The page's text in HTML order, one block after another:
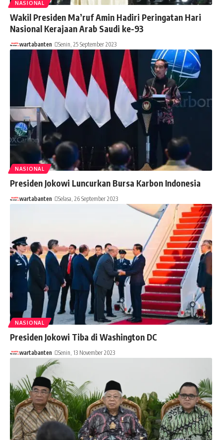
NASIONAL
Wakil Presiden Ma’ruf Amin Hadiri Peringatan Hari
Nasional Kerajaan Arab Saudi ke-93
wartabanten Senin, 25 September 2023
NASIONAL
Presiden Jokowi Luncurkan Bursa Karbon Indonesia
wartabanten Selasa, 26 September 2023
NASIONAL
Presiden Jokowi Tiba di Washington DC
wartabanten Senin, 13 November 2023